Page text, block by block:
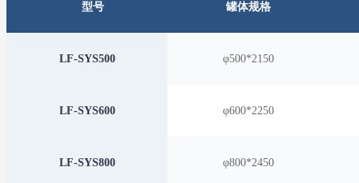
型号 罐体规格
LF-SYS500 φ500*2150
LF-SYS600 φ600*2250
LF-SYS800 φ800*2450